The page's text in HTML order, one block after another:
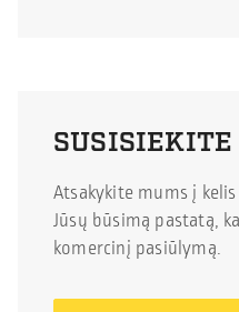
Atsakykite mums į
Jūsų būsimą pastatą,
komercinį pasiūlymą.